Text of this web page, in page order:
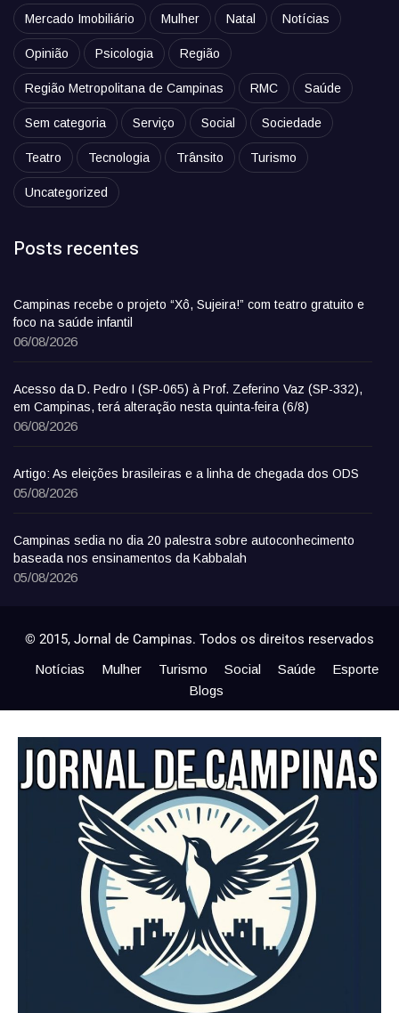
Mercado Imobiliário Mulher Natal Notícias
Opinião Psicologia Região
Região Metropolitana de Campinas RMC Saúde
Sem categoria Serviço Social Sociedade
Teatro Tecnologia Trânsito Turismo
Uncategorized
Posts recentes
Campinas recebe o projeto “Xô, Sujeira!” com teatro gratuito e
foco na saúde infantil
06/08/2026
Acesso da D. Pedro I (SP-065) à Prof. Zeferino Vaz (SP-332),
em Campinas, terá alteração nesta quinta-feira (6/8)
06/08/2026
Artigo: As eleições brasileiras e a linha de chegada dos ODS
05/08/2026
Campinas sedia no dia 20 palestra sobre autoconhecimento
baseada nos ensinamentos da Kabbalah
05/08/2026
© 2015, Jornal de Campinas. Todos os direitos reservados
Notícias Mulher Turismo Social Saúde
Esporte
Blogs